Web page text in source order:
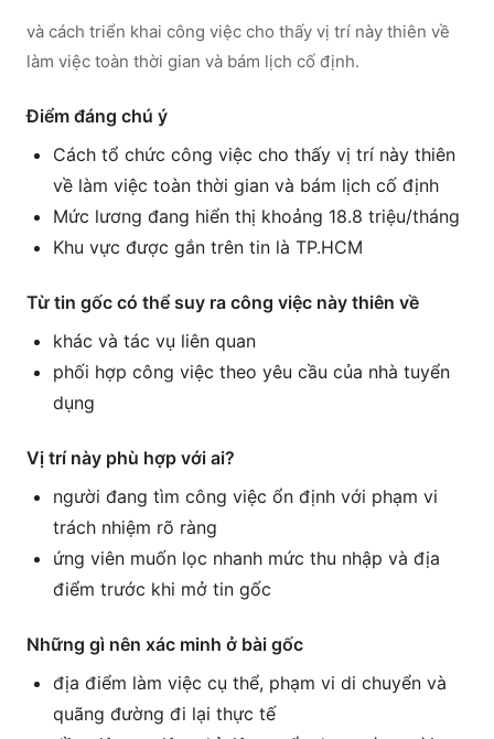
và cách triển khai công việc cho thấy vị trí này thiên về
làm việc toàn thời gian và bám lịch cố định.
Điểm đáng chú ý
Cách tổ chức công việc cho thấy vị trí này thiên
về làm việc toàn thời gian và bám lịch cố định
Mức lương đang hiển thị khoảng 18.8 triệu/tháng
Khu vực được gắn trên tin là TP.HCM
Từ tin gốc có thể suy ra công việc này thiên về
khác và tác vụ liên quan
phối hợp công việc theo yêu cầu của nhà tuyển
dụng
Vị trí này phù hợp với ai?
người đang tìm công việc ổn định với phạm vi
trách nhiệm rõ ràng
ứng viên muốn lọc nhanh mức thu nhập và địa
điểm trước khi mở tin gốc
Những gì nên xác minh ở bài gốc
địa điểm làm việc cụ thể, phạm vi di chuyển và
quãng đường đi lại thực tế